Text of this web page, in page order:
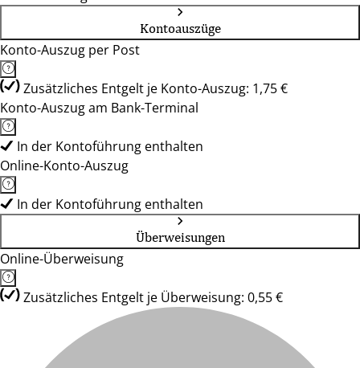
Kontoauszüge
Konto-Auszug per Post
Zusätzliches Entgelt je Konto-Auszug: 1,75 €
Konto-Auszug am Bank-Terminal
In der Kontoführung enthalten
Online-Konto-Auszug
In der Kontoführung enthalten
Überweisungen
Online-Überweisung
Zusätzliches Entgelt je Überweisung: 0,55 €